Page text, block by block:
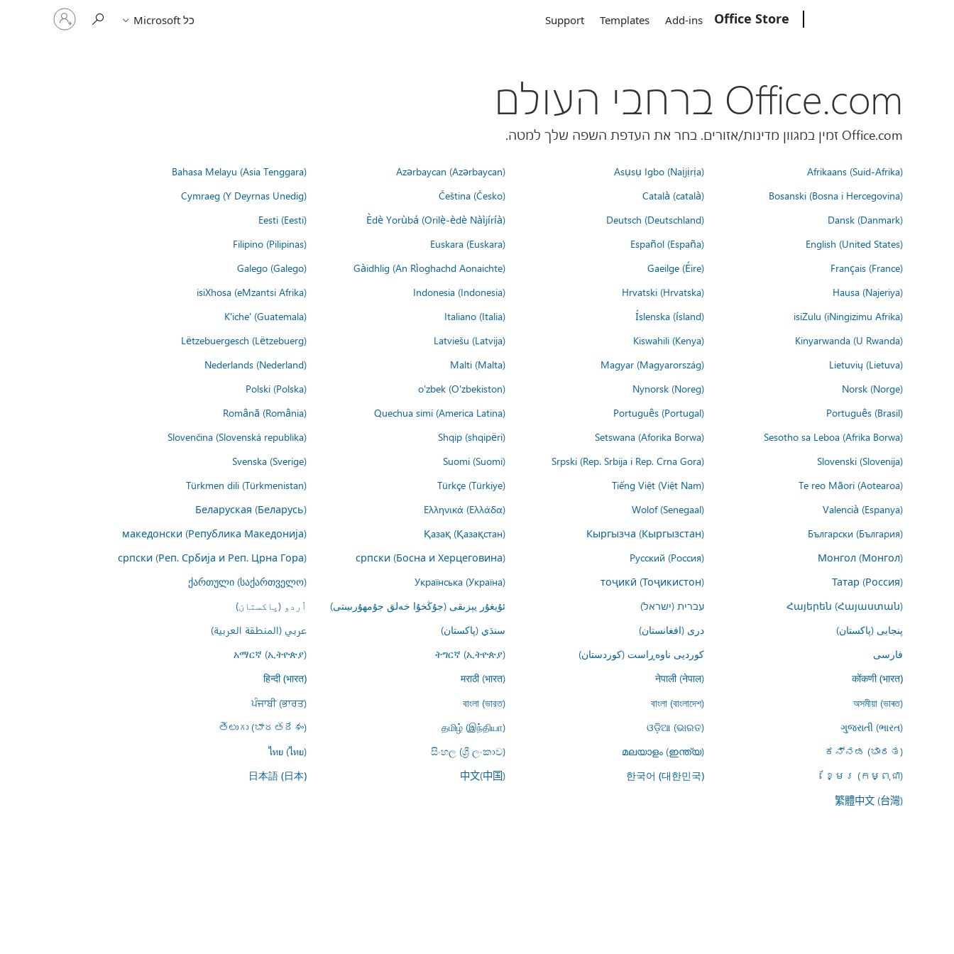
Office Store
Add-ins
Templates
Support כל Microsoft
היכנס
לחשבון
שלך
Office.com ברחבי העולם
Office.com זמין במגוון מדינות/אזורים. בחר את העדפת השפה שלך למטה.
Afrikaans (Suid-Afrika)
Asụsụ Igbo (Naịjịrịa)
Azərbaycan (Azərbaycan)
Bahasa Melayu (Asia Tenggara)
Bosanski (Bosna i Hercegovina)
Català (català)
Čeština (Česko)
Cymraeg (Y Deyrnas Unedig)
Dansk (Danmark)
Deutsch (Deutschland)
Èdè Yorùbá (Orilẹ̀-èdè Nàìjíríà)
Eesti (Eesti)
English (United States)
Español (España)
Euskara (Euskara)
Filipino (Pilipinas)
Français (France)
Gaeilge (Éire)
Gàidhlig (An Rìoghachd Aonaichte)
Galego (Galego)
Hausa (Najeriya)
Hrvatski (Hrvatska)
Indonesia (Indonesia)
isiXhosa (eMzantsi Afrika)
isiZulu (iNingizimu Afrika)
Íslenska (ísland)
Italiano (Italia)
K'iche' (Guatemala)
Kinyarwanda (U Rwanda)
Kiswahili (Kenya)
Latviešu (Latvija)
Lëtzebuergesch (Lëtzebuerg)
Lietuvių (Lietuva)
Magyar (Magyarország)
Malti (Malta)
Nederlands (Nederland)
Norsk (Norge)
Nynorsk (Noreg)
o'zbek (O'zbekiston)
Polski (Polska)
Português (Brasil)
Português (Portugal)
Quechua simi (America Latina)
Română (România)
Sesotho sa Leboa (Afrika Borwa)
Setswana (Aforika Borwa)
Shqip (shqipëri)
Slovenčina (Slovenská republika)
Slovenski (Slovenija)
Srpski (Rep. Srbija i Rep. Crna Gora)
Suomi (Suomi)
Svenska (Sverige)
Te reo Māori (Aotearoa)
Tiếng Việt (Việt Nam)
Türkçe (Türkiye)
Türkmen dili (Türkmenistan)
Valencià (Espanya)
Wolof (Senegaal)
Ελληνικά (Ελλάδα)
Беларуская (Беларусь)
Български (България)
Кыргызча (Кыргызстан)
Қазақ (Қазақстан)
македонски (Република Македонија)
Монгол (Монгол)
Русский (Россия)
српски (Босна и Херцеговина)
српски (Реп. Србија и Реп. Црна Гора)
Татар (Россия)
тоҷикӣ (Тоҷикистон)
Українська (Україна)
ქართული (საქართველო)
Հայերեն (Հայաստան)
עברית (ישראל) ئۇيغۇر يېزىقى (جۇڭخۇا خەلق جۇمھۇرىيىتى)
اُردو (پاکستان)
پنجابی (پاکستان)
درى (افغانستان) سنڌي (پاکستان)
عربي (المنطقة العربية)
فارسى
کوردیی ناوەڕاست (کوردستان) ትግርኛ (ኢትዮጵያ)
አማርኛ (ኢትዮጵያ)
कोंकणी (भारत)
नेपाली (नेपाल)
मराठी (भारत)
हिन्दी (भारत)
অসমীয়া (ভাৰত)
বাংলা (বাংলাদেশ)
বাংলা (ভারত)
ਪੰਜਾਬੀ (ਭਾਰਤ)
ગુજરાતી (ભારત)
ଓଡ଼ିଆ (ଭାରତ)
தமிழ் (இந்தியா)
తెలుగు (భారతదేశం)
ಕನ್ನಡ (ಭಾರತ)
മലയാളം (ഇന്ത്യ)
සිංහල (ශ්‍රී ලංකාව)
ไทย (ไทย)
ខ្មែរ (កម្ពុជា)
한국어 (대한민국)
中文(中国)
日本語 (日本)
繁體中文 (台灣)